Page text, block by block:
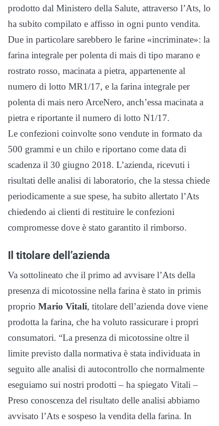
prodotto dal Ministero della Salute, attraverso l’Ats, lo
ha subito compilato e affisso in ogni punto vendita.
Due in particolare sarebbero le farine «incriminate»: la
farina integrale per polenta di mais di tipo marano e
rostrato rosso, macinata a pietra, appartenente al
numero di lotto MR1/17, e la farina integrale per
polenta di mais nero ArceNero, anch’essa macinata a
pietra e riportante il numero di lotto N1/17.
Le confezioni coinvolte sono vendute in formato da
500 grammi e un chilo e riportano come data di
scadenza il 30 giugno 2018. L’azienda, ricevuti i
risultati delle analisi di laboratorio, che la stessa chiede
periodicamente a sue spese, ha subito allertato l’Ats
chiedendo ai clienti di restituire le confezioni
compromesse dove è stato garantito il rimborso.
Il titolare dell’azienda
Va sottolineato che il primo ad avvisare l’Ats della
presenza di micotossine nella farina è stato in primis
proprio Mario Vitali, titolare dell’azienda dove viene
prodotta la farina, che ha voluto rassicurare i propri
consumatori. “La presenza di micotossine oltre il
limite previsto dalla normativa è stata individuata in
seguito alle analisi di autocontrollo che normalmente
eseguiamo sui nostri prodotti – ha spiegato Vitali –
Preso conoscenza del risultato delle analisi abbiamo
avvisato l’Ats e sospeso la vendita della farina. In